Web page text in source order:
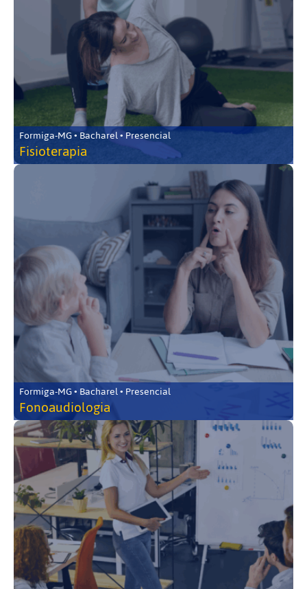
Formiga-MG • Bacharel • Presencial
Fisioterapia
Formiga-MG • Bacharel • Presencial
Fonoaudiologia